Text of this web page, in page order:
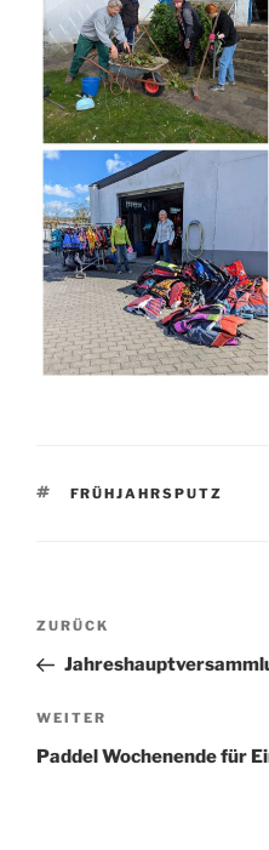
SCHLAGWÖRTER
FRÜHJAHRSPUTZ
Beitragsnavigation
Vorheriger
Beitrag
ZURÜCK
Nächster
Beitrag
WEITER
Paddel Wochenende für